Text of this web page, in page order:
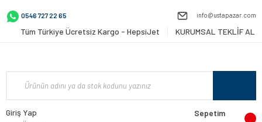
0546 727 22 65 info@ustapazar.com
Tüm Türkiye Ücretsiz Kargo - HepsiJet KURUMSAL TEKLİF AL
Giriş Yap Sepetim